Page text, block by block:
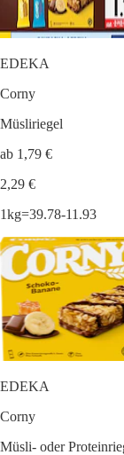
EDEKA
Corny
Müsliriegel
ab 1,79 €
2,29 €
1kg=39.78-11.93
EDEKA
Corny
Müsli- oder